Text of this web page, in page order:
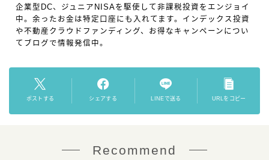
企業型DC、ジュニアNISAを駆使して非課税投資をエンジョイ
中。余ったお金は特定口座にも入れてます。インデックス投資
や不動産クラウドファンディング、お得なキャンペーンについ
てブログで情報発信中。
ポストする シェアする LINEで送る URLをコピー
Recommend